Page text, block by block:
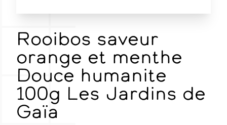
Rooibos saveur
orange et menthe
Douce humanite
100g Les Jardins de
Gaïa